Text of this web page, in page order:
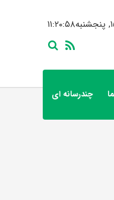
۱۱:۲۰:۵۸
چندرسانه ای